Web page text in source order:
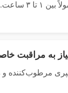
۳ ساعت.
به مراقبت
مرطوب‌کننده